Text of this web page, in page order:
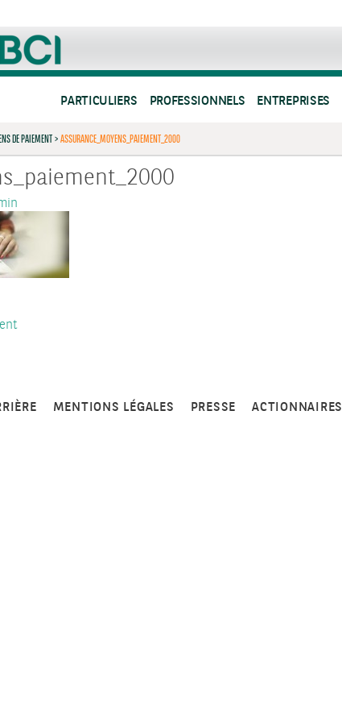
PARTICULIERS PROFESSIONNELS ENTREPRISES
DE PAIEMENT>ASSURANCE_MOYENS_PAIEMENT_2000
MENTIONS LÉGALES PRESSE ACTIONNAIRES